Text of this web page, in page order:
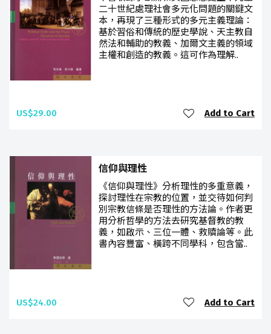
二十世紀處理社會多元化問題的關鍵文
本，再現了三種形式的多元主義理論：
基於習俗和傳統的歷史學說、天主教自
然法和輔助的教義、加爾文主義的領域
主權和創造的教義。這可作為理解..
US$29.00 Add to Cart
信仰與理性
《信仰與理性》分析理性的多重意義，
探討理性在宗教的位置，並交待如何判
別宗教信條是否理性的方法論。作者更
用分析哲學的方法去研究基督教的教
義，如啟示、三位一體、救贖論等。此
書內容豐富、橫跨不同學科，包含當..
US$24.00 Add to Cart